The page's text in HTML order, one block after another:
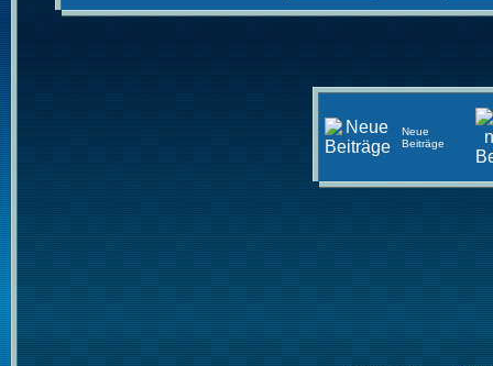
Neue
Beiträge